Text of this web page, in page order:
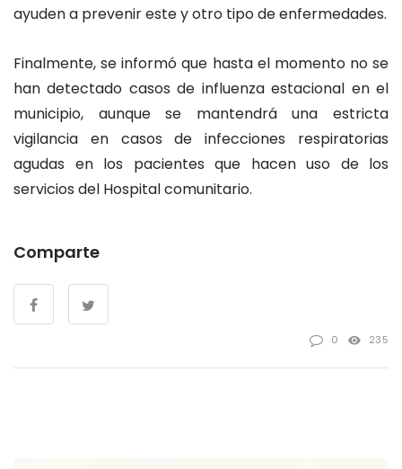
ayuden a prevenir este y otro tipo de enfermedades.
Finalmente, se informó que hasta el momento no se
han detectado casos de influenza estacional en el
municipio, aunque se mantendrá una estricta
vigilancia en casos de infecciones respiratorias
agudas en los pacientes que hacen uso de los
servicios del Hospital comunitario.
Comparte
0 235